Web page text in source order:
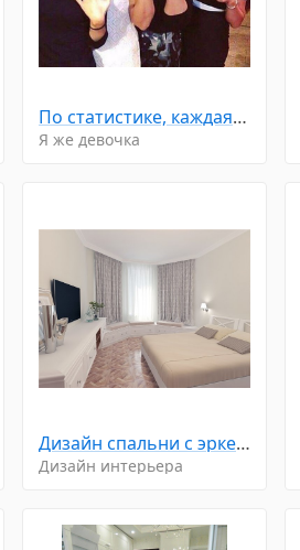
По статистике, каждая четвёртая женщина в мире счастлива
Я же девочка
Дизайн спальни с эркерными окнами
Дизайн интерьера